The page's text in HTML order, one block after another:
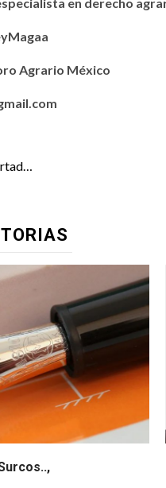
Agrario México